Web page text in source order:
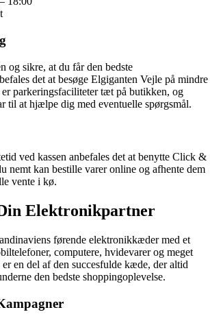
og sikre, at du får den bedste
det at besøge Elgiganten Vejle på mindre
parkeringsfaciliteter tæt på butikken, og
til at hjælpe dig med eventuelle spørgsmål.
ved kassen anbefales det at benytte Click &
nemt kan bestille varer online og afhente dem
vente i kø.
Elektronikpartner
førende elektronikkæder med et
computere, hvidevarer og meget
en del af den succesfulde kæde, der altid
den bedste shoppingoplevelse.